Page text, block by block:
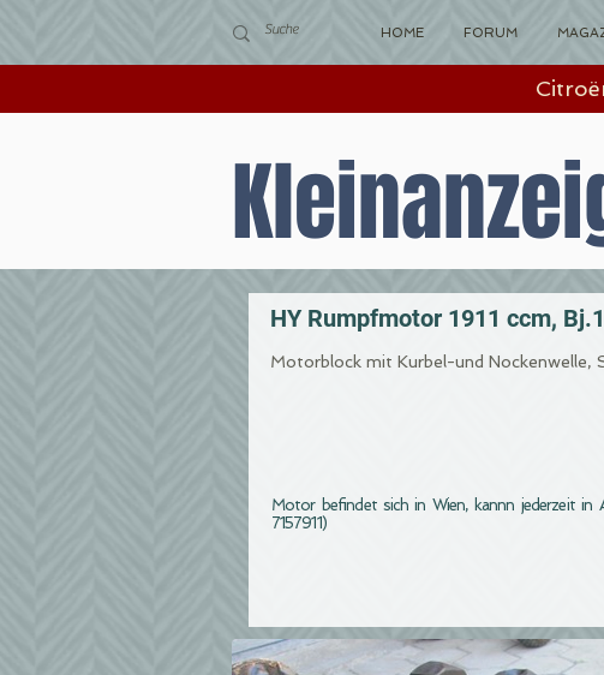
HOME FORUM
HY Rumpfmotor 1911 ccm,
Motorblock mit Kurbel-und Nockenwelle,
Motor befindet sich in Wien, kannn jederzeit in
7157911)